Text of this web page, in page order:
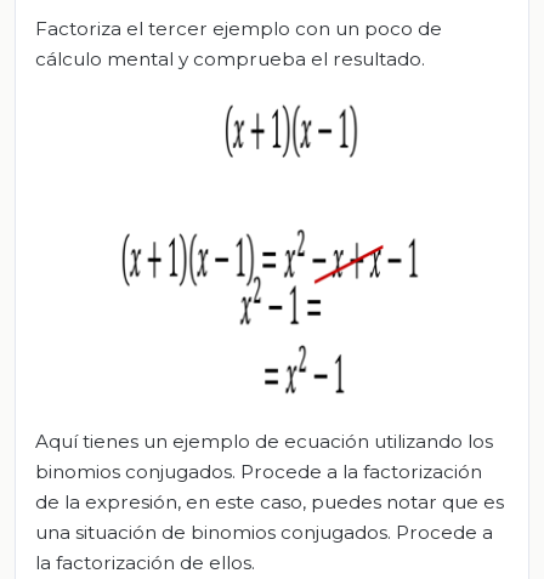
Factoriza el tercer ejemplo con un poco de
cálculo mental y comprueba el resultado.
Aquí tienes un ejemplo de ecuación utilizando los
binomios conjugados. Procede a la factorización
de la expresión, en este caso, puedes notar que es
una situación de binomios conjugados. Procede a
la factorización de ellos.